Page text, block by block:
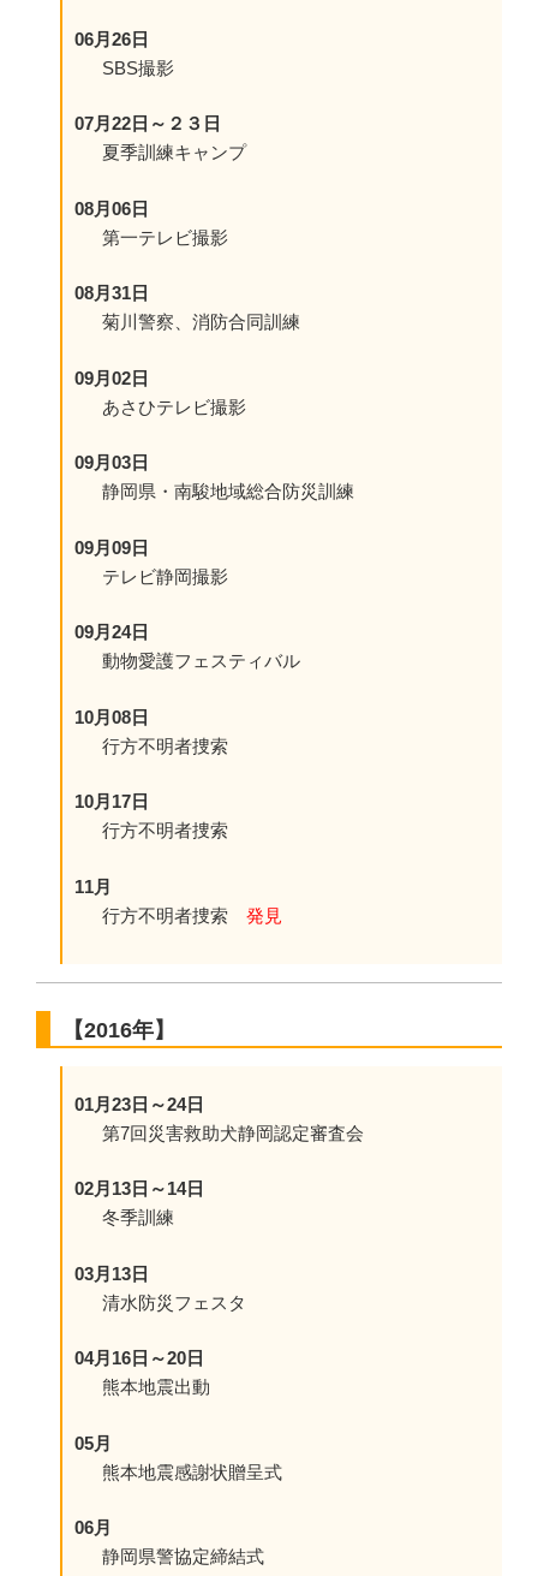
06月26日
SBS撮影
07月22日～２３日
夏季訓練キャンプ
08月06日
第一テレビ撮影
08月31日
菊川警察、消防合同訓練
09月02日
あさひテレビ撮影
09月03日
静岡県・南駿地域総合防災訓練
09月09日
テレビ静岡撮影
09月24日
動物愛護フェスティバル
10月08日
行方不明者捜索
10月17日
行方不明者捜索
11月
行方不明者捜索 発見
【2016年】
01月23日～24日
第7回災害救助犬静岡認定審査会
02月13日～14日
冬季訓練
03月13日
清水防災フェスタ
04月16日～20日
熊本地震出動
05月
熊本地震感謝状贈呈式
06月
静岡県警協定締結式